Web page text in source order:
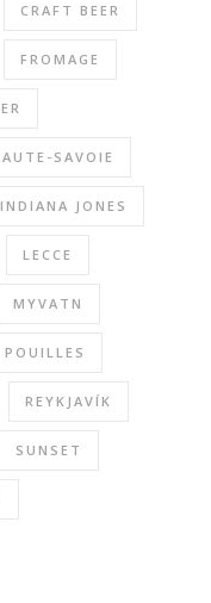
CRAFT BEER
FROMAGE
SAVOIE
INDIANA JONES
LECCE
MYVATN
POUILLES
REYKJAVÍK
SUNSET